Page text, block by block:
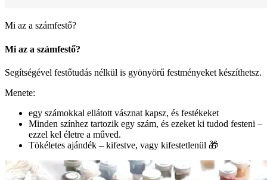
Mi az a számfestő?
Mi az a számfestő?
Segítségével festőtudás nélkül is gyönyörű festményeket készíthetsz.
Menete:
egy számokkal ellátott vásznat kapsz, és festékeket
Minden színhez tartozik egy szám, és ezeket ki tudod festeni –
ezzel kel életre a műved.
Tökéletes ajándék – kifestve, vagy kifestetlenül 🎁